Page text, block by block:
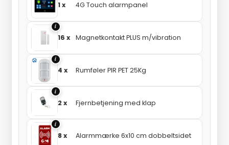
1 x 4G Touch alarmpanel
i
16 x Magnetkontakt PLUS m/vibration
i
4 x Rumføler PIR PET 25Kg
i
2 x Fjernbetjening med klap
i
8 x Alarmmærke 6x10 cm dobbeltsidet